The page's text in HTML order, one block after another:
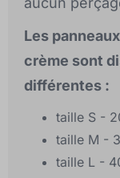
Les
crème sont
différentes :
taille S -
taille M -
taille L -